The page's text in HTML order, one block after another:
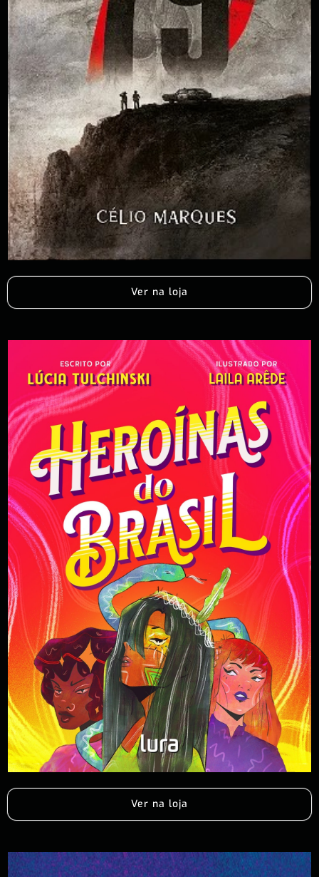
Ver na loja
Ver na loja